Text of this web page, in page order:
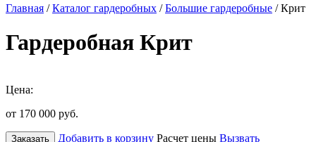
Главная /Каталог гардеробных /Большие гардеробные / Крит
Гардеробная Крит
Цена:
от 170 000 руб.
Заказать Добавить в корзину Расчет цены Вызвать